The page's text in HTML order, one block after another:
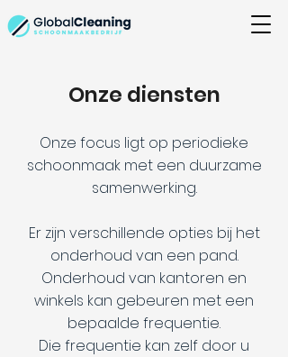
Onze diensten
Onze focus ligt op periodieke
schoonmaak met een duurzame
samenwerking.
Er zijn verschillende opties bij het
onderhoud van een pand.
Onderhoud van kantoren en
winkels kan gebeuren met een
bepaalde frequentie.
Die frequentie kan zelf door u